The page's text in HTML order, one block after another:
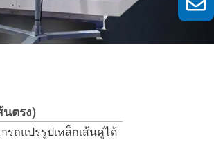
นตรง)
รถแปรรูปเหล็กเส้นคู่ได้